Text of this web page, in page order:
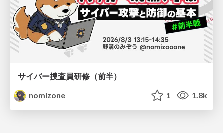
サイバー捜査員研修（前半）
nomizone
1 1.8k